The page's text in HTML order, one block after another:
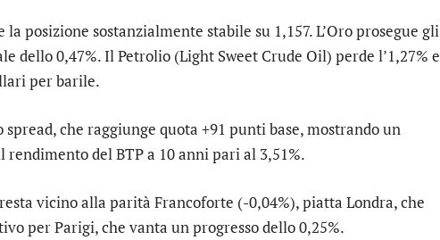
la posizione sostanzialmente stabile su 1,157. L’Oroprosegue gli
dello 0,47%. Il Petrolio (Light Sweet Crude Oil) perde l’1,27% e
per barile.
spread, che raggiunge quota +91 punti base, mostrando un
del BTP a 10 anni pari al 3,51%.
vicino alla parità Francoforte (-0,04%), piatta Londra, che
perParigi, che vanta un progresso dello 0,25%.